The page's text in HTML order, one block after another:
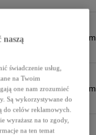
36 g/km
14,5 kWh/100km
świadczenie usług,
na Twoim
one nam zrozumieć
Są wykorzystywane do
do celów reklamowych.
wyrażasz na to zgody,
na ten temat